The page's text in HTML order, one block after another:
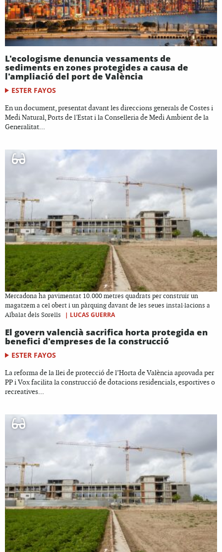
L'ecologisme denuncia vessaments de
sediments en zones protegides a causa de
l'ampliació del port de València
ESTER FAYOS
En un document, presentat davant les direccions generals de Costes i
Medi Natural, Ports de l'Estat i la Conselleria de Medi Ambient de la
Generalitat...
Mercadona ha pavimentat 10.000 metres quadrats per construir un
magatzem a cel obert i un pàrquing davant de les seues instal·lacions a
Albalat dels Sorells
| LUCAS GUERRA
El govern valencià sacrifica horta protegida en
benefici d'empreses de la construcció
ESTER FAYOS
La reforma de la llei de protecció de l’Horta de València aprovada per
PP i Vox facilita la construcció de dotacions residencials, esportives o
recreatives...